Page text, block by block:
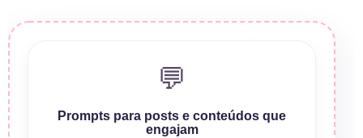
💬
Prompts para posts e conteúdos que
engajam